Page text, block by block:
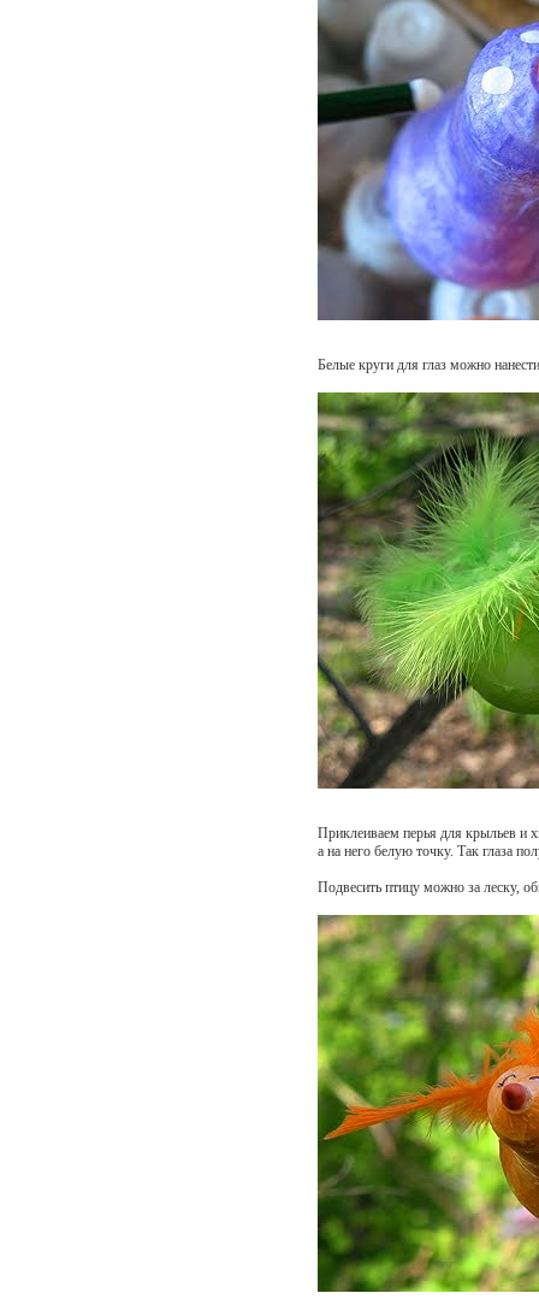
Белые круги для глаз можно
Приклеиваем перья для крыльев и
а на него белую точку. Так глаза
Подвесить птицу можно за леску,